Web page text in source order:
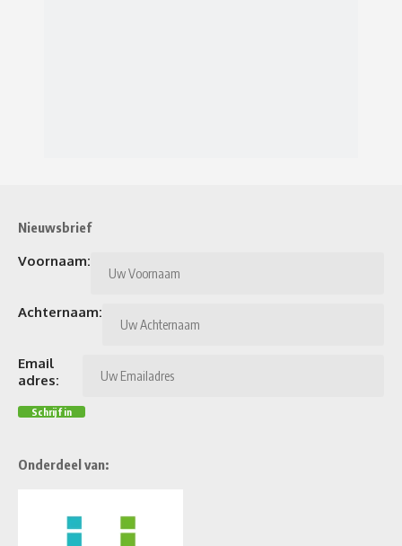
Nieuwsbrief
Voornaam:
Achternaam:
Email
adres:
Onderdeel van: